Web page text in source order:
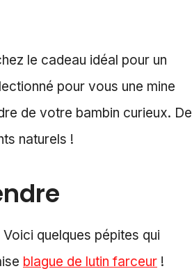
le cadeau idéal pour un
pour vous une mine
de votre bambin curieux. De
naturels !
Voici quelques pépites qui
blague de lutin farceur !